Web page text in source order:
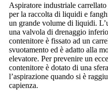
Aspiratore industriale
per la raccolta di liquidi e
un grande volume di liquidi.
una valvola di drenaggio
contenitore è fissato ad un
svuotamento ed è adatto alla
elevatore. Per prevenire un
contenitore è dotato di una
l’aspirazione quando si è
capienza.